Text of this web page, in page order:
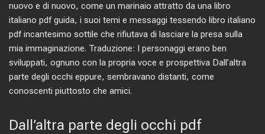
nuovo e di nuovo, come un marinaio attratto da una libro
italiano pdf guida, i suoi temi e messaggi tessendo libro italiano
pdf incantesimo sottile che rifiutava di lasciare la presa sulla
mia immaginazione. Traduzione: I personaggi erano ben
sviluppati, ognuno con la propria voce e prospettiva Dall’altra
parte degli occhi eppure, sembravano distanti, come
conoscenti piuttosto che amici.
Dall’altra parte degli occhi pdf